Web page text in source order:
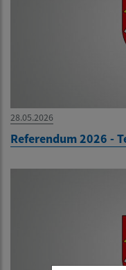
28.05.2026
Referendum 2026 -